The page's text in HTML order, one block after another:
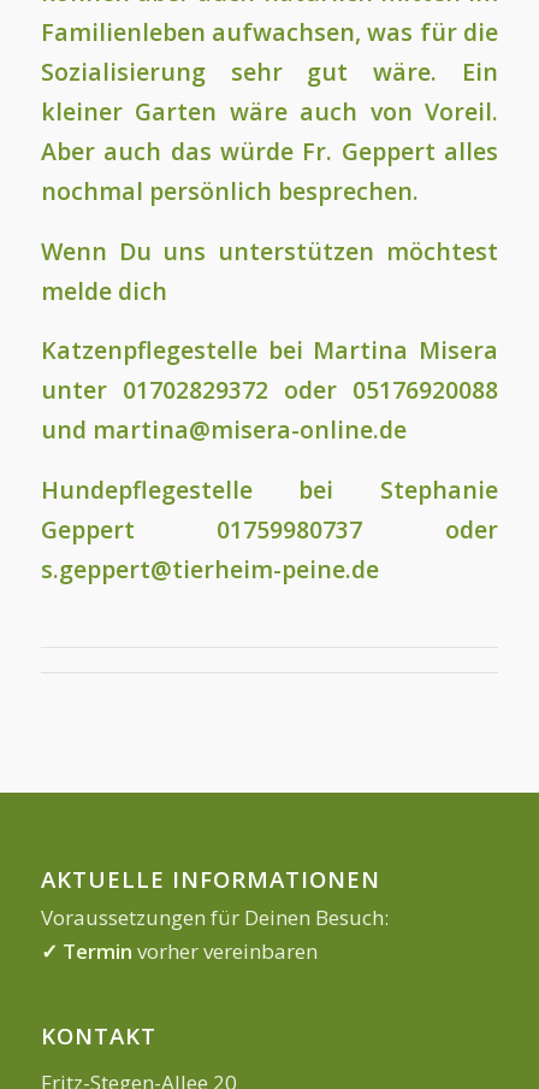
Familienleben aufwachsen, was für die
Sozialisierung sehr gut wäre. Ein
kleiner Garten wäre auch von Voreil.
Aber auch das würde Fr. Geppert alles
nochmal persönlich besprechen.
Wenn Du uns unterstützen möchtest
melde dich
Katzenpflegestelle bei Martina Misera
unter 01702829372 oder 05176920088
und martina@misera-online.de
Hundepflegestelle bei Stephanie
Geppert 01759980737 oder
s.geppert@tierheim-peine.de
AKTUELLE INFORMATIONEN
Voraussetzungen für Deinen Besuch:
✓ Termin vorher vereinbaren
KONTAKT
Fritz-Stegen-Allee 20